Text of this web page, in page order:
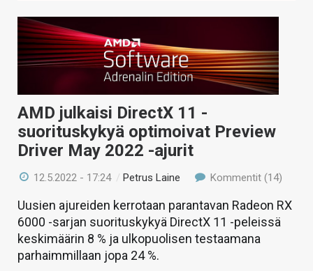
AMD julkaisi DirectX 11 -
suorituskykyä optimoivat Preview
Driver May 2022 -ajurit
12.5.2022 - 17:24 / Petrus Laine Kommentit (14)
Uusien ajureiden kerrotaan parantavan Radeon RX
6000 -sarjan suorituskykyä DirectX 11 -peleissä
keskimäärin 8 % ja ulkopuolisen testaamana
parhaimmillaan jopa 24 %.